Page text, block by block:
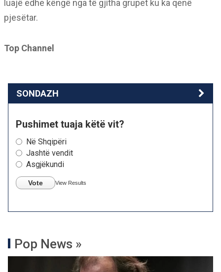
luajë edhe këngë nga të gjitha grupet ku ka qenë
pjesëtar.
Top Channel
SONDAZH
Pushimet tuaja këtë vit?
Në Shqipëri
Jashtë vendit
Asgjëkundi
Vote View Results
Pop News »